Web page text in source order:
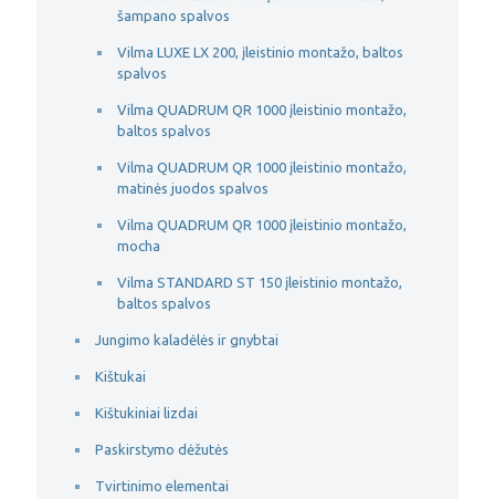
šampano spalvos
Vilma LUXE LX 200, įleistinio montažo, baltos
spalvos
Vilma QUADRUM QR 1000 įleistinio montažo,
baltos spalvos
Vilma QUADRUM QR 1000 įleistinio montažo,
matinės juodos spalvos
Vilma QUADRUM QR 1000 įleistinio montažo,
mocha
Vilma STANDARD ST 150 įleistinio montažo,
baltos spalvos
Jungimo kaladėlės ir gnybtai
Kištukai
Kištukiniai lizdai
Paskirstymo dėžutės
Tvirtinimo elementai